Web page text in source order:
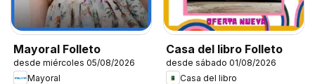
Mayoral Folleto
desde miércoles 05/08/2026
Mayoral
Casa del libro Folleto
desde sábado 01/08/2026
Casa del libro